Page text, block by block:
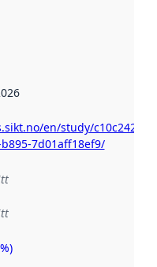
en/study/c10c2428-
7d01aff18ef9/